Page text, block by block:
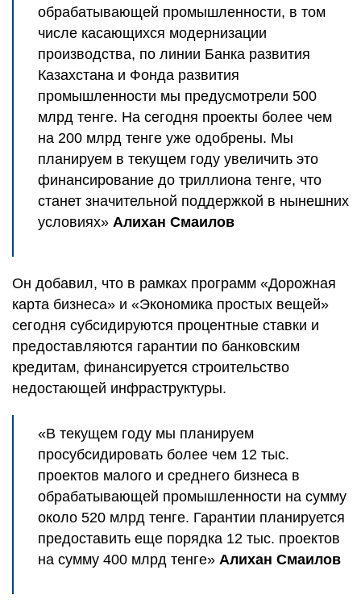
обрабатывающей промышленности, в том
числе касающихся модернизации
производства, по линии Банка развития
Казахстана и Фонда развития
промышленности мы предусмотрели 500
млрд тенге. На сегодня проекты более чем
на 200 млрд тенге уже одобрены. Мы
планируем в текущем году увеличить это
финансирование до триллиона тенге, что
станет значительной поддержкой в нынешних
условиях» Алихан Смаилов
Он добавил, что в рамках программ «Дорожная
карта бизнеса» и «Экономика простых вещей»
сегодня субсидируются процентные ставки и
предоставляются гарантии по банковским
кредитам, финансируется строительство
недостающей инфраструктуры.
«В текущем году мы планируем
просубсидировать более чем 12 тыс.
проектов малого и среднего бизнеса в
обрабатывающей промышленности на сумму
около 520 млрд тенге. Гарантии планируется
предоставить еще порядка 12 тыс. проектов
на сумму 400 млрд тенге» Алихан Смаилов